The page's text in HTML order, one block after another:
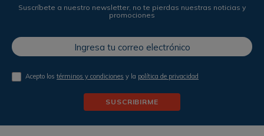
Suscríbete a nuestro newsletter, no te pierdas nuestras noticias y
promociones
Acepto lostérminos y condiciones y la política de privacidad
SUSCRIBIRME